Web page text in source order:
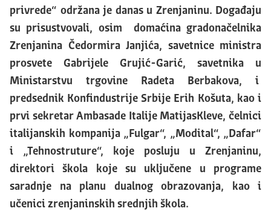
privrede“ održana je danas u Zrenjaninu. Događaju
su prisustvovali, osim domaćina gradonačelnika
Zrenjanina Čedormira Janjića, savetnice ministra
prosvete Gabrijele Grujić-Garić, savetnika u
Ministarstvu trgovine Radeta Berbakova, i
predsednik Konfindustrije Srbije Erih Košuta, kao i
prvi sekretar Ambasade Italije MatijasKleve, čelnici
italijanskih kompanija „Fulgar“, „Modital“, „Dafar“
i „Tehnostruture“, koje posluju u Zrenjaninu,
direktori škola koje su uključene u programe
saradnje na planu dualnog obrazovanja, kao i
učenici zrenjaninskih srednjih škola.